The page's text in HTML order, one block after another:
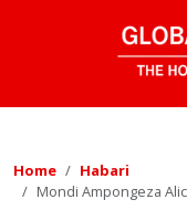
Home
Habari
Mondi Ampongeza